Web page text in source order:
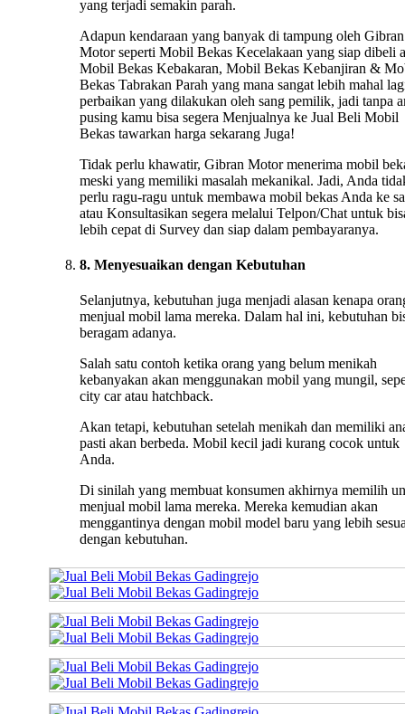
yang terjadi semakin parah.
Adapun kendaraan yang banyak di tampung oleh Gibran
Motor seperti Mobil Bekas Kecelakaan yang siap dibeli
Mobil Bekas Kebakaran, Mobil Bekas Kebanjiran &
Bekas Tabrakan Parah yang mana sangat lebih mahal
perbaikan yang dilakukan oleh sang pemilik, jadi tanpa
pusing kamu bisa segera Menjualnya ke Jual Beli Mobil
Bekas tawarkan harga sekarang Juga!
Tidak perlu khawatir, Gibran Motor menerima mobil
meski yang memiliki masalah mekanikal. Jadi, Anda
perlu ragu-ragu untuk membawa mobil bekas Anda ke
atau Konsultasikan segera melalui Telpon/Chat untuk
lebih cepat di Survey dan siap dalam pembayaranya.
8. Menyesuaikan dengan Kebutuhan
Selanjutnya, kebutuhan juga menjadi alasan kenapa
menjual mobil lama mereka. Dalam hal ini, kebutuhan
beragam adanya.
Salah satu contoh ketika orang yang belum menikah
kebanyakan akan menggunakan mobil yang mungil,
city car atau hatchback.
Akan tetapi, kebutuhan setelah menikah dan memiliki
pasti akan berbeda. Mobil kecil jadi kurang cocok untuk
Anda.
Di sinilah yang membuat konsumen akhirnya memilih
menjual mobil lama mereka. Mereka kemudian akan
menggantinya dengan mobil model baru yang lebih
dengan kebutuhan.